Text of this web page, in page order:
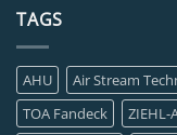
TAGS
AHU Air Stream
TOA Fandeck
ZIEHL-